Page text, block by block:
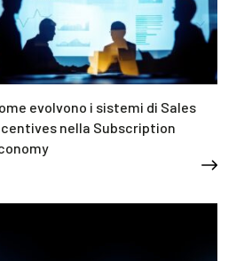
evolvono i sistemi di Sales
nella Subscription